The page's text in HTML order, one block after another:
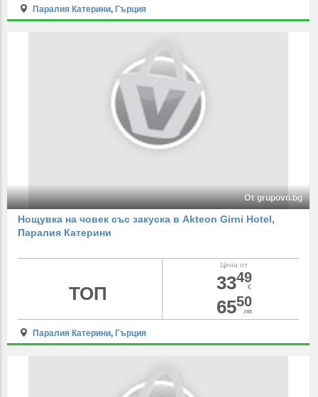
Паралия Катерини, Гърция
От grupovo.bg
Нощувка на човек със закуска в Akteon Girni Hotel,
Паралия Катерини
Цена от
3349
€
6550
лв
ТОП
Паралия Катерини, Гърция